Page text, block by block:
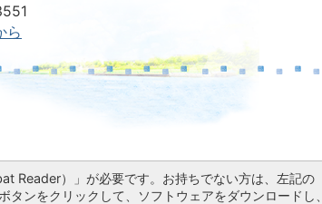
ら
Reader）」が必要です。お持ちでない方は、左記の
ンをクリックして、ソフトウェアをダウンロードし、